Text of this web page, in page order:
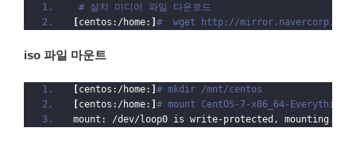
# 설치 미디어 파일 다운로드
[centos:/home: ] #  wget http://mirror.navercorp.com/
iso 파일 마운트
centos:/home:
# mkdir /mnt/centos
centos:/home:
# mount CentOS-7-x86_64-
mount: /dev/loop0 is write-protected, mounting